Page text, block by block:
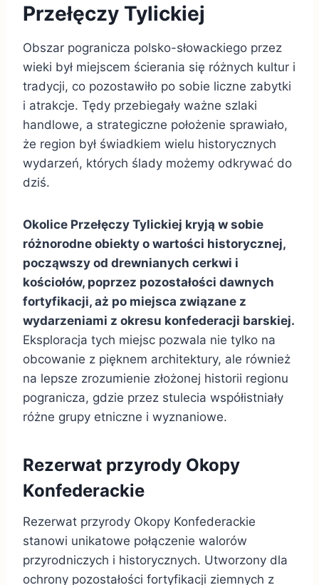
Przełęczy Tylickiej
Obszar pogranicza polsko-słowackiego przez
wieki był miejscem ścierania się różnych kultur i
tradycji, co pozostawiło po sobie liczne zabytki
i atrakcje. Tędy przebiegały ważne szlaki
handlowe, a strategiczne położenie sprawiało,
że region był świadkiem wielu historycznych
wydarzeń, których ślady możemy odkrywać do
dziś.
Okolice Przełęczy Tylickiej kryją w sobie
różnorodne obiekty o wartości historycznej,
począwszy od drewnianych cerkwi i
kościołów, poprzez pozostałości dawnych
fortyfikacji, aż po miejsca związane z
wydarzeniami z okresu konfederacji barskiej.
Eksploracja tych miejsc pozwala nie tylko na
obcowanie z pięknem architektury, ale również
na lepsze zrozumienie złożonej historii regionu
pogranicza, gdzie przez stulecia współistniały
różne grupy etniczne i wyznaniowe.
Rezerwat przyrody Okopy
Konfederackie
Rezerwat przyrody Okopy Konfederackie
stanowi unikatowe połączenie walorów
przyrodniczych i historycznych. Utworzony dla
ochrony pozostałości fortyfikacji ziemnych z